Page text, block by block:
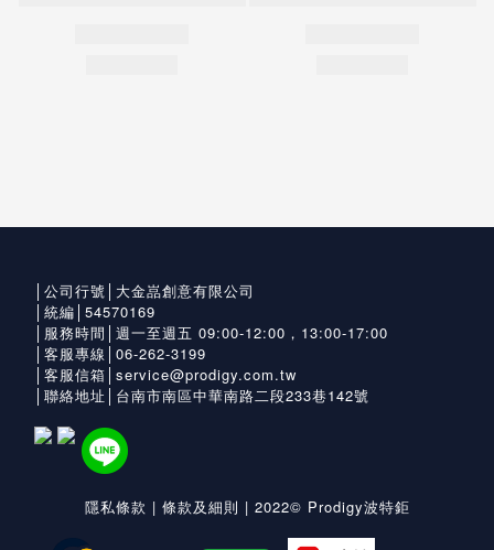
│公司行號│大金嵓創意有限公司
│統編│54570169
│服務時間│週一至週五 09:00-12:00，13:00-17:00
│客服專線│06-262-3199
│客服信箱│service@prodigy.com.tw
│聯絡地址│台南市南區中華南路二段233巷142號
隱私條款 | 條款及細則 | 2022© Prodigy波特鉅